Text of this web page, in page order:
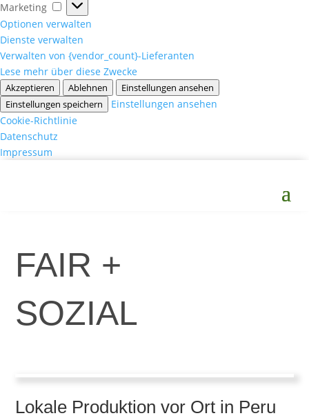
Marketing
Marketing
Optionen verwalten
Dienste verwalten
Verwalten von {vendor_count}-Lieferanten
Lese mehr über diese Zwecke
Akzeptieren Ablehnen
Einstellungen ansehen
Einstellungen speichern
Einstellungen ansehen
Cookie-Richtlinie
Datenschutz
Impressum
FAIR +
SOZIAL
Lokale Produktion vor Ort in Peru